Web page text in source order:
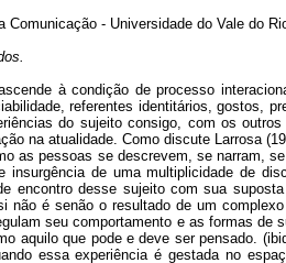
Comunicação - Universidade do Vale do
à condição de processo
referentes identitários, gostos,
do sujeito consigo, com os
na atualidade. Como discute Larrosa
as pessoas se descrevem, se narram,
de uma multiplicidade de
encontro desse sujeito com sua
não é senão o resultado de um
seu comportamento e as formas de
aquilo que pode e deve ser pensado.
essa experiência é gestada no